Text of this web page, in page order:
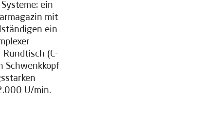
ein
mit
ein
(C-
Schwenkkopf
U/min.